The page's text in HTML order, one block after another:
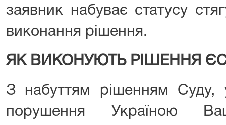
заявник набуває статусу
виконання рішення.
ЯК ВИКОНУЮТЬ РІШЕННЯ
З набуттям рішенням Суду,
порушення Україною